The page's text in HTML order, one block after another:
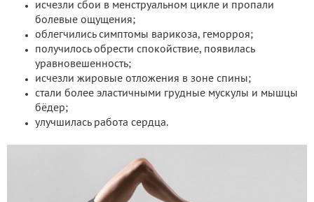
исчезли сбои в менструальном цикле и пропали
болевые ощущения;
облегчились симптомы варикоза, геморроя;
получилось обрести спокойствие, появилась
уравновешенность;
исчезли жировые отложения в зоне спины;
стали более эластичными грудные мускулы и мышцы
бёдер;
улучшилась работа сердца.